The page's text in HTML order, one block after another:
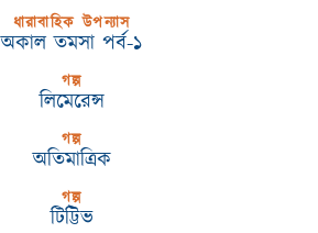
ধারাবাহিক উপন্যাস
অকাল তমসা পর্ব-১
গল্প
লিমেরেন্স
গল্প
অতিমাত্রিক
গল্প
টিট্টিভ